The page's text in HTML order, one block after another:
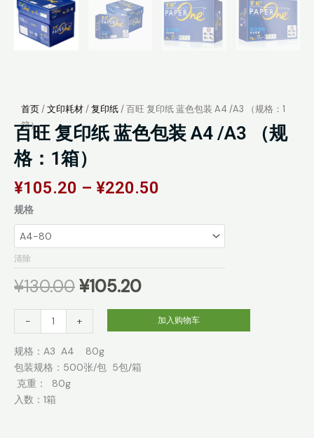
首页/文印耗材/复印纸/ 百旺 复印纸 蓝色包装 A4 /A3 （规格：1
箱）
百旺 复印纸 蓝色包装 A4 /A3 （规
格：1箱）
¥105.20 – ¥220.50
范
¥105.20
至
规格
清除
¥130.00
价
¥130.00。
¥105.20
前
格
为：
¥105.20。
-
百
旺
复
印
纸
蓝
装
A4
/A3
（规
格：
+ 加入购物车
规格：A3 A4 80g
包装规格：500张/包 5包/箱
克重： 80g
入数：1箱